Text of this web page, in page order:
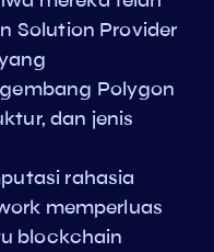
Solution Provider
Polygon
dan jenis
rahasia
memperluas
blockchain